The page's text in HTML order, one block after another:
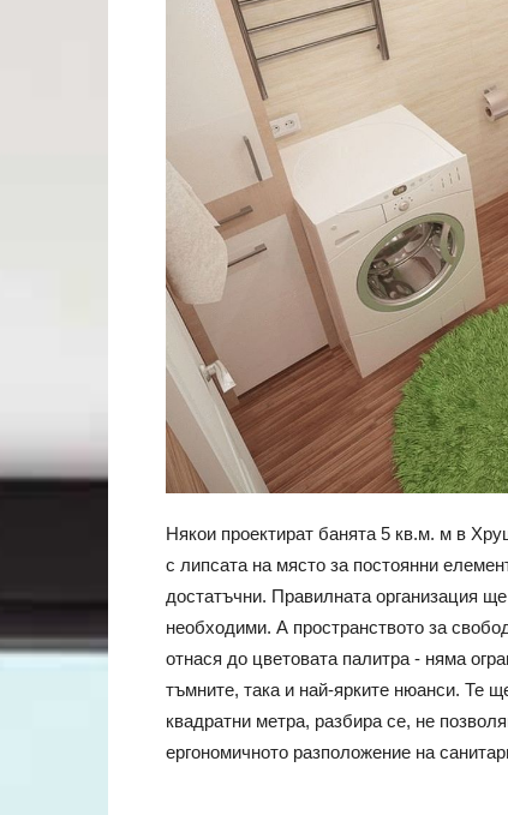
Някои проектират банята 5 кв.м. м в
с липсата на място за постоянни
достатъчни. Правилната организация
необходими. А пространството за
отнася до цветовата палитра - няма
тъмните, така и най-ярките нюанси. Те
квадратни метра, разбира се, не
ергономичното разположение на